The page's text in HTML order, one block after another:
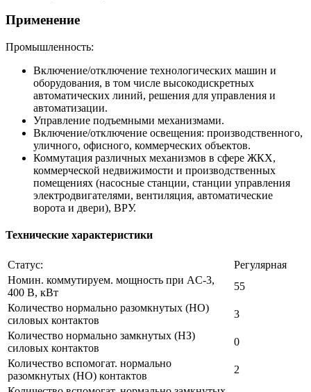
Применение
Промышленность:
Включение/отключение технологических машин и
оборудования, в том числе высокодискретных
автоматических линий, решения для управления и
автоматизации.
Управление подъемными механизмами.
Включение/отключение освещения: производственного,
уличного, офисного, коммерческих объектов.
Коммутация различных механизмов в сфере ЖКХ,
коммерческой недвижимости и производственных
помещениях (насосные станции, станции управления
электродвигателями, вентиляция, автоматические
ворота и двери), ВРУ.
Технические характеристики
Статус:
Регулярная
Номин. коммутируем. мощность при AC-3,
400 В, кВт
55
Количество нормально разомкнутых (НО)
силовых контактов
3
Количество нормально замкнутых (НЗ)
силовых контактов
0
Количество вспомогат. нормально
разомкнутых (НО) контактов
2